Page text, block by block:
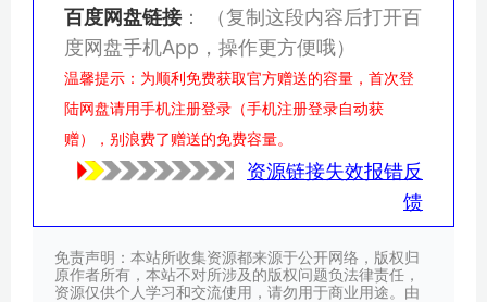
百度网盘链接：
（复制这段内容后打开百
度网盘手机App，操作更方便哦）
温馨提示：为顺利免费获取官方赠送的容量，首次登
陆网盘请用手机注册登录（手机注册登录自动获
赠），别浪费了赠送的免费容量。
资源链接失效报错反
馈
免责声明：本站所收集资源都来源于公开网络，版权归
原作者所有，本站不对所涉及的版权问题负法律责任，
资源仅供个人学习和交流使用，请勿用于商业用途。由